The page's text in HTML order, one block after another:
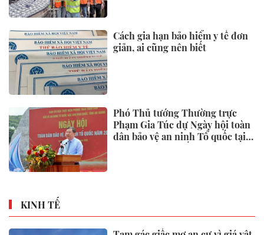
Cách gia hạn bảo hiểm y tế đơn
giản, ai cũng nên biết
Phó Thủ tướng Thường trực
Phạm Gia Túc dự Ngày hội toàn
dân bảo vệ an ninh Tổ quốc tại
KINH TẾ